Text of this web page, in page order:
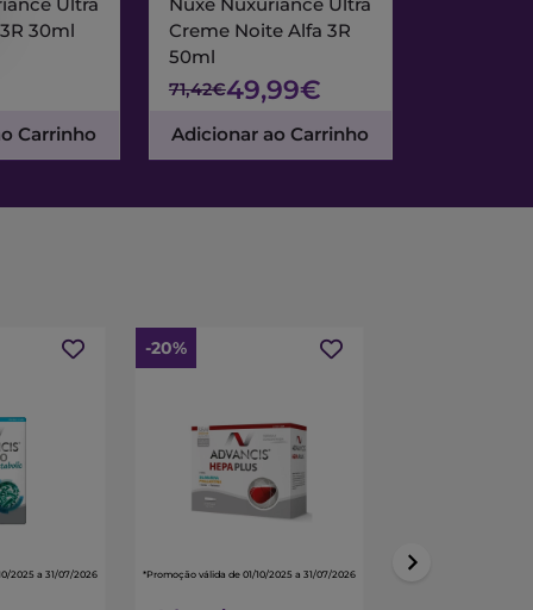
30ml
Carrinho
Creme Noite Alfa 3R
50ml
71,42€49,99€
Adicionar ao Carrinho
2025 a 31/07/2026
-20%
*Promoção válida de 01/10/2025 a 31/07/2026 *Promoção válida de 01/